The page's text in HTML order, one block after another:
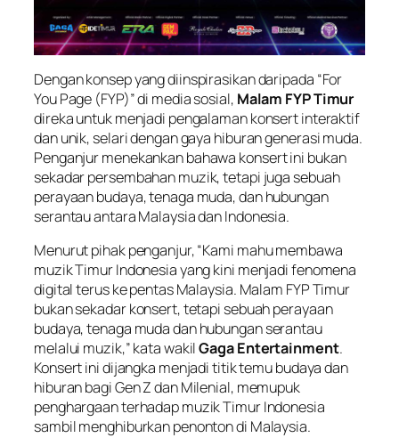
Dengan konsep yang diinspirasikan daripada “For
You Page (FYP)” di media sosial, Malam FYP Timur
direka untuk menjadi pengalaman konsert interaktif
dan unik, selari dengan gaya hiburan generasi muda.
Penganjur menekankan bahawa konsert ini bukan
sekadar persembahan muzik, tetapi juga sebuah
perayaan budaya, tenaga muda, dan hubungan
serantau antara Malaysia dan Indonesia.
Menurut pihak penganjur, “Kami mahu membawa
muzik Timur Indonesia yang kini menjadi fenomena
digital terus ke pentas Malaysia. Malam FYP Timur
bukan sekadar konsert, tetapi sebuah perayaan
budaya, tenaga muda dan hubungan serantau
melalui muzik,” kata wakilGaga Entertainment.
Konsert ini dijangka menjadi titik temu budaya dan
hiburan bagi Gen Z dan Milenial, memupuk
penghargaan terhadap muzik Timur Indonesia
sambil menghiburkan penonton di Malaysia.